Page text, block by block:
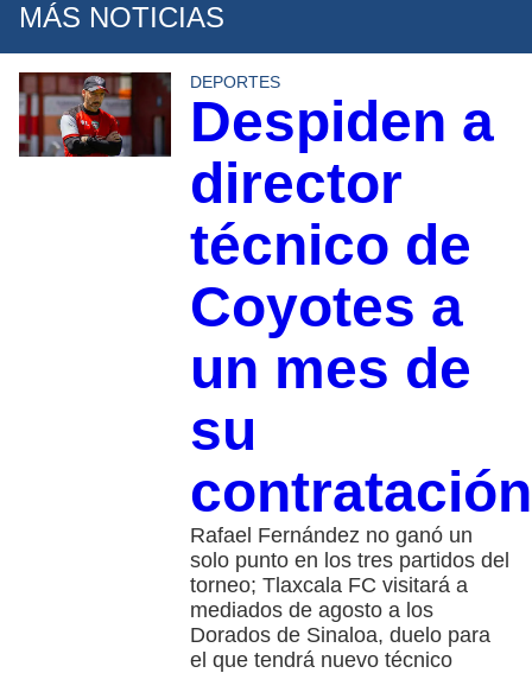
MÁS NOTICIAS
DEPORTES
Despiden a
director
técnico de
Coyotes a
un mes de
su
contratación
Rafael Fernández no ganó un
solo punto en los tres partidos del
torneo; Tlaxcala FC visitará a
mediados de agosto a los
Dorados de Sinaloa, duelo para
el que tendrá nuevo técnico